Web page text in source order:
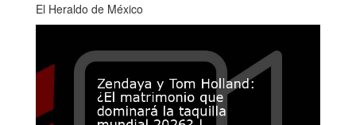
El Heraldo de México